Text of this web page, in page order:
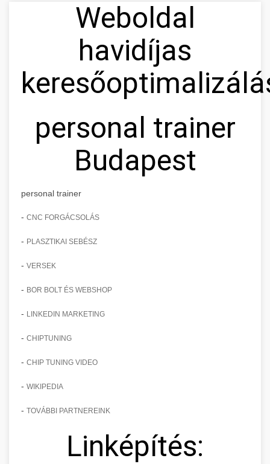
Weboldal
havidíjas
personal trainer
Budapest
personal trainer
- CNC FORGÁCSOLÁS
- PLASZTIKAI SEBÉSZ
- VERSEK
- BOR BOLT ÉS WEBSHOP
- LINKEDIN MARKETING
- CHIPTUNING
- CHIP TUNING VIDEO
- WIKIPEDIA
- TOVÁBBI PARTNEREINK
Linképítés: